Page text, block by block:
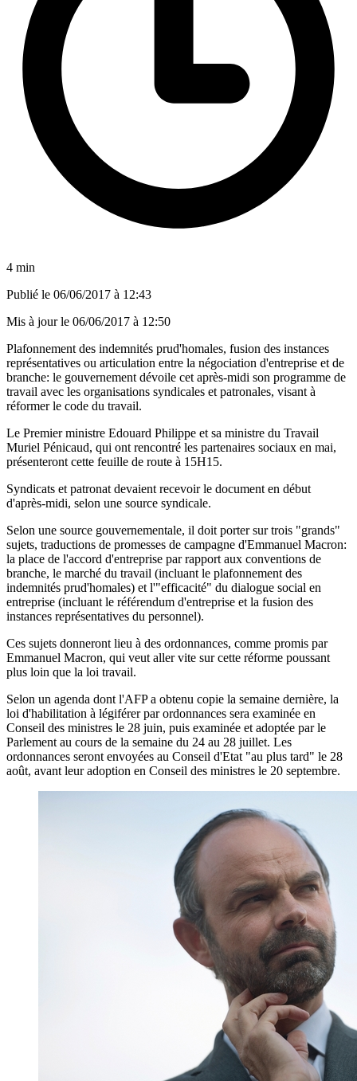
4 min
Publié le 06/06/2017 à 12:43
Mis à jour le 06/06/2017 à 12:50
Plafonnement des indemnités prud'homales, fusion des instances
représentatives ou articulation entre la négociation d'entreprise et de
branche: le gouvernement dévoile cet après-midi son programme de
travail avec les organisations syndicales et patronales, visant à
réformer le code du travail.
Le Premier ministre Edouard Philippe et sa ministre du Travail
Muriel Pénicaud, qui ont rencontré les partenaires sociaux en mai,
présenteront cette feuille de route à 15H15.
Syndicats et patronat devaient recevoir le document en début
d'après-midi, selon une source syndicale.
Selon une source gouvernementale, il doit porter sur trois "grands"
sujets, traductions de promesses de campagne d'Emmanuel Macron:
la place de l'accord d'entreprise par rapport aux conventions de
branche, le marché du travail (incluant le plafonnement des
indemnités prud'homales) et l'"efficacité" du dialogue social en
entreprise (incluant le référendum d'entreprise et la fusion des
instances représentatives du personnel).
Ces sujets donneront lieu à des ordonnances, comme promis par
Emmanuel Macron, qui veut aller vite sur cette réforme poussant
plus loin que la loi travail.
Selon un agenda dont l'AFP a obtenu copie la semaine dernière, la
loi d'habilitation à légiférer par ordonnances sera examinée en
Conseil des ministres le 28 juin, puis examinée et adoptée par le
Parlement au cours de la semaine du 24 au 28 juillet. Les
ordonnances seront envoyées au Conseil d'Etat "au plus tard" le 28
août, avant leur adoption en Conseil des ministres le 20 septembre.